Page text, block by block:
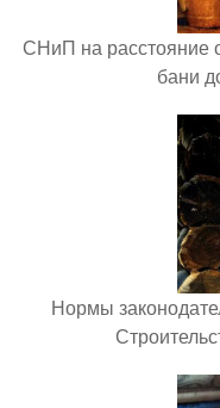
СНиП на расстояние
бани
Нормы